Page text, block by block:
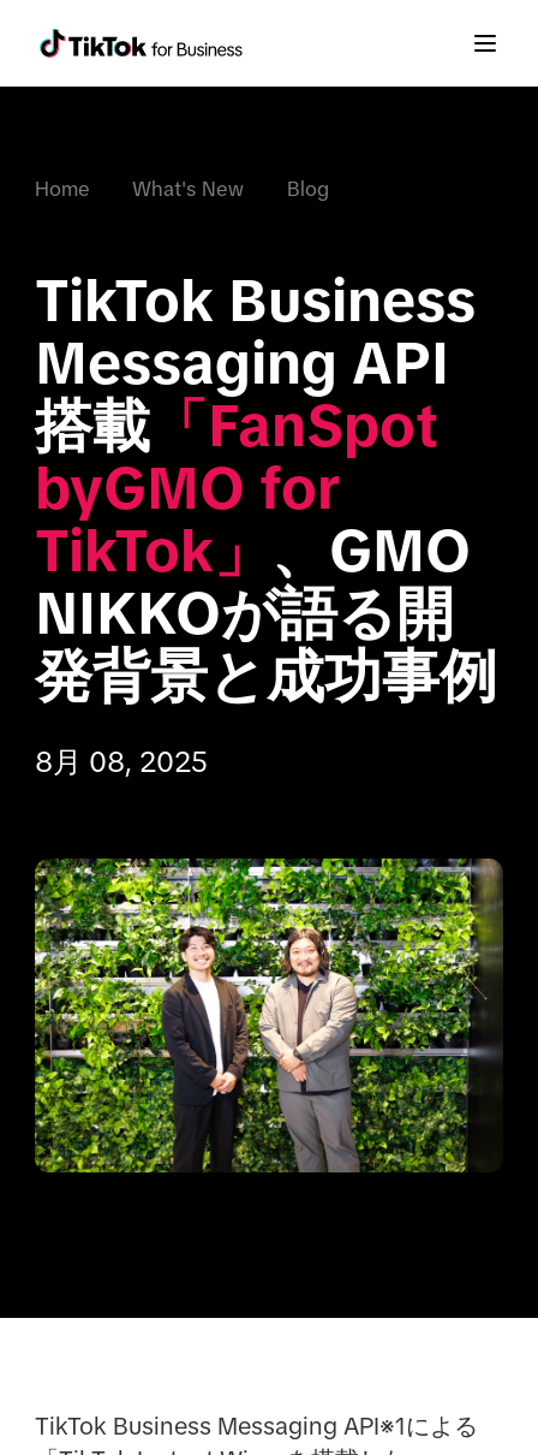
Home What's New Blog
TikTok Business
Messaging API
搭載「FanSpot
byGMO for
TikTok」 、GMO
NIKKOが語る開
発背景と成功事例
8月 08, 2025
TikTok Business Messaging API※1による